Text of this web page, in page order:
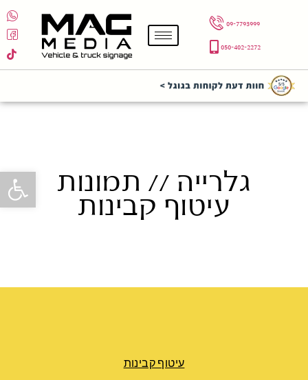
פתח
09-7793999
050-402-2272
גלרייה // תמונות
עיטוף קבינות
עיטוף קבינות